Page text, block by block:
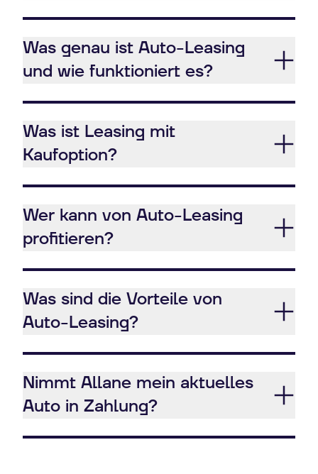
Was genau ist Auto-Leasing
und wie funktioniert es?
Was ist Leasing mit
Kaufoption?
Wer kann von Auto-Leasing
profitieren?
Was sind die Vorteile von
Auto-Leasing?
Nimmt Allane mein aktuelles
Auto in Zahlung?